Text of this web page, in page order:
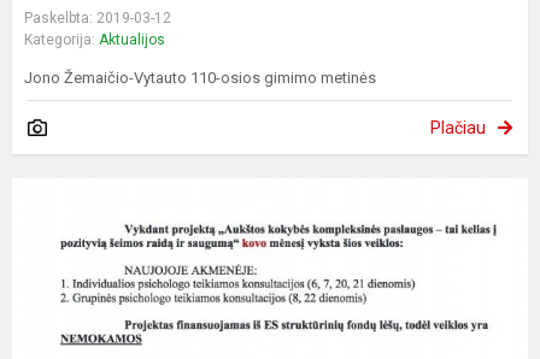
Paskelbta: 2019-03-12
Kategorija: Aktualijos
Jono Žemaičio-Vytauto 110-osios gimimo metinės
Plačiau